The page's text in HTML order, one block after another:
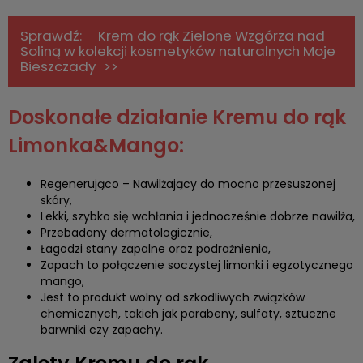
Krem do rąk Zielone Wzgórza nad
Soliną w kolekcji kosmetyków naturalnych Moje
Bieszczady
Doskonałe działanie Kremu do rąk
Limonka&Mango:
Regenerująco – Nawilżający do mocno przesuszonej
skóry,
Lekki, szybko się wchłania i jednocześnie dobrze nawilża,
Przebadany dermatologicznie,
Łagodzi stany zapalne oraz podrażnienia,
Zapach to połączenie soczystej limonki i egzotycznego
mango,
Jest to produkt wolny od szkodliwych związków
chemicznych, takich jak parabeny, sulfaty, sztuczne
barwniki czy zapachy.